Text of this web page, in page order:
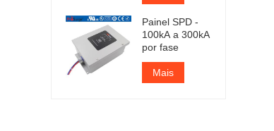
Painel SPD -
100kA a 300kA
por fase
Mais